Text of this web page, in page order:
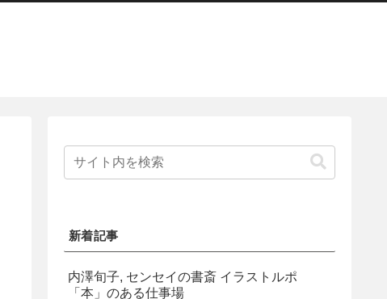
新着記事
内澤旬子, センセイの書斎 イラストルポ
「本」のある仕事場